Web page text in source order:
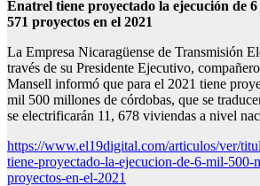
Enatrel tiene proyectado la ejecución de
571 proyectos en el 2021
La Empresa Nicaragüense de Transmisión
través de su Presidente Ejecutivo,
Mansell informó que para el 2021 tiene
mil 500 millones de córdobas, que se
se electrificarán 11, 678 viviendas a nivel
https://www.el19digital.com/articulos/ver/
tiene-proyectado-la-ejecucion-de-6-mil-500-
proyectos-en-el-2021